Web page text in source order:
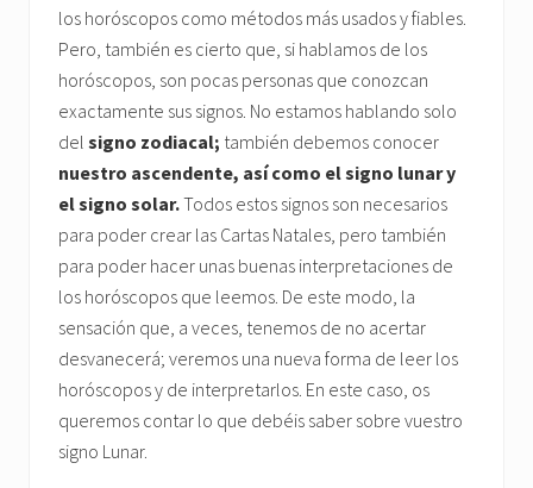
los horóscopos como métodos más usados y fiables.
Pero, también es cierto que, si hablamos de los
horóscopos, son pocas personas que conozcan
exactamente sus signos. No estamos hablando solo
del signo zodiacal; también debemos conocer
nuestro ascendente, así como el signo lunar y
el signo solar.Todos estos signos son necesarios
para poder crear las Cartas Natales, pero también
para poder hacer unas buenas interpretaciones de
los horóscopos que leemos. De este modo, la
sensación que, a veces, tenemos de no acertar
desvanecerá; veremos una nueva forma de leer los
horóscopos y de interpretarlos. En este caso, os
queremos contar lo que debéis saber sobre vuestro
signo Lunar.